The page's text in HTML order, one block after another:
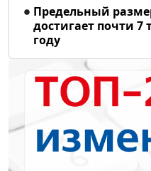
Предельный
достигает почти 7
году